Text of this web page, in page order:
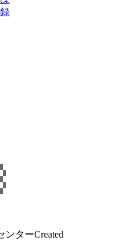
ンターCreated